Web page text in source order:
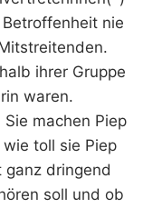
nie
ihrer Gruppe
waren.
Sie machen Piep
toll sie Piep
ganz dringend
soll und ob